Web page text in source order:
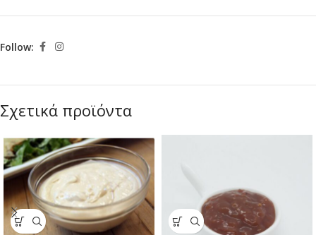
Follow:
Σχετικά προϊόντα